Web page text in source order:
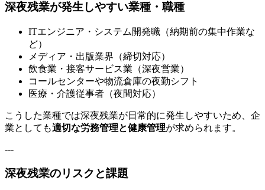
深夜残業が発生しやすい業種・職種
ITエンジニア・システム開発職（納期前の集中作業な
ど）
メディア・出版業界（締切対応）
飲食業・接客サービス業（深夜営業）
コールセンターや物流倉庫の夜勤シフト
医療・介護従事者（夜間対応）
こうした業種では深夜残業が日常的に発生しやすいため、企
業としても適切な労務管理と健康管理が求められます。
---
深夜残業のリスクと課題